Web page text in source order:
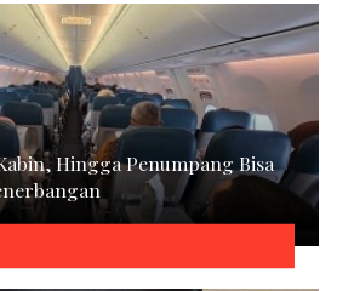
Hingga Penumpang Bisa